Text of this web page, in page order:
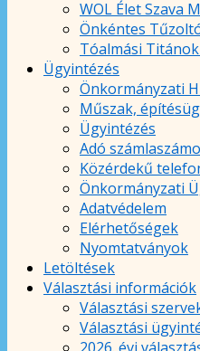
WOL Élet Szava
Önkéntes
Tóalmási
Ügyintézés
Önkormányzati
Műszak,
Ügyintézés
Adó
Közérdekű
Önkormányzati
Adatvédelem
Elérhetőségek
Nyomtatványok
Letöltések
Választási információk
Választási
Választási